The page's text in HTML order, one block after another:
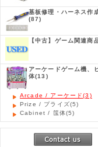
基板修理・ハーネス作
(87)
【中古】ゲーム関連商
アーケードゲーム機、
体(13)
Arcade / アーケード(3)
Prize / プライズ(5)
Cabinet / 筺体(5)